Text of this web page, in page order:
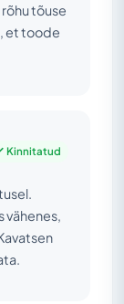
tõuse
et toode
Kinnitatud
vähenes,